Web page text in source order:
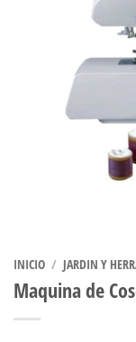
INICIO / JARDIN Y
Maquina de